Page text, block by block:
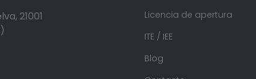
21001
Licencia de apertura
ITE / IEE
Blog